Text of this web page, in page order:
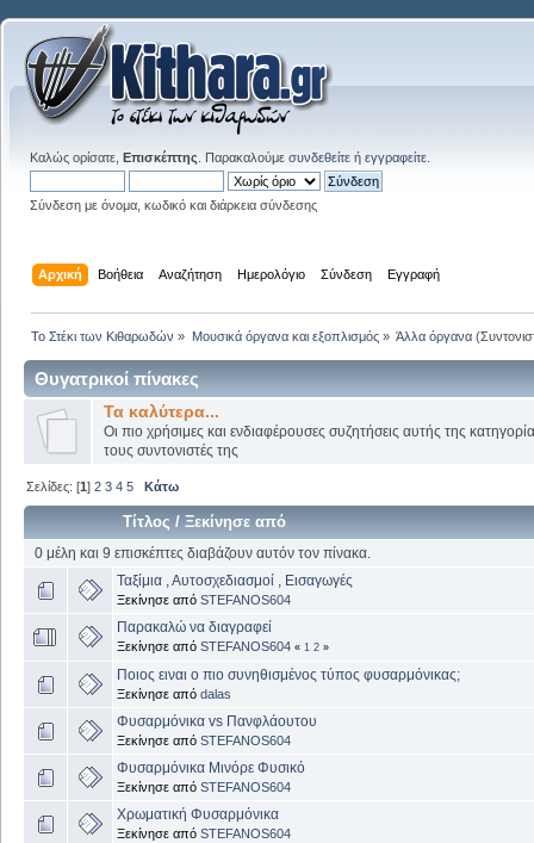
Καλώς ορίσατε, Επισκέπτης . Παρακαλούμε συνδεθείτε ή εγγραφείτε
Σύνδεση με όνομα, κωδικό και διάρκεια σύνδεσης
Αρχική Βοήθεια Αναζήτηση Ημερολόγιο Σύνδεση Εγγραφή
Το Στέκι των Κιθαρωδών » Μουσικά όργανα και εξοπλισμός» Άλλα όργανα
Θυγατρικοί πίνακες
Τα καλύτερα...
Οι πιο χρήσιμες και ενδιαφέρουσες συζητήσεις αυτής της
τους συντονιστές της
Σελίδες: [1]2 3 4 5 Κάτω
Τίτλος /Ξεκίνησε από
0 μέλη και 9 επισκέπτες διαβάζουν αυτόν τον πίνακα.
Ταξίμια , Αυτοσχεδιασμοί , Εισαγωγές
Ξεκίνησε από STEFANOS604
Παρακαλώ να διαγραφεί
Ξεκίνησε από STEFANOS604 « 1 2 »
Ποιος ειναι ο πιο συνηθισμένος τύπος φυσαρμόνικας;
Ξεκίνησε από dalas
Φυσαρμόνικα vs Πανφλάουτου
Ξεκίνησε από STEFANOS604
Φυσαρμόνικα Μινόρε Φυσικό
Ξεκίνησε από STEFANOS604
Χρωματική Φυσαρμόνικα
Ξεκίνησε από STEFANOS604